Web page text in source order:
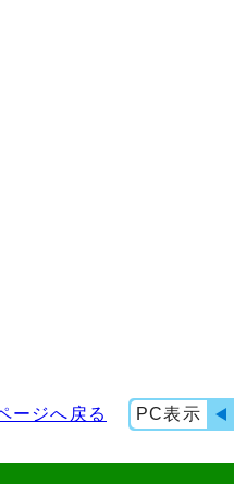
ージへ戻る PC表示